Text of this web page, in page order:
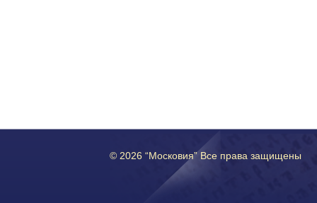
© 2026 “Московия” Все права защищены